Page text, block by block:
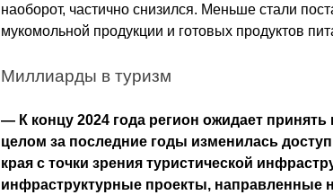
наоборот, частично снизился. Меньше стали
мукомольной продукции и готовых продуктов
Миллиарды в туризм
— К концу 2024 года регион ожидает
целом за последние годы изменилась
края с точки зрения туристической
инфраструктурные проекты, направленные